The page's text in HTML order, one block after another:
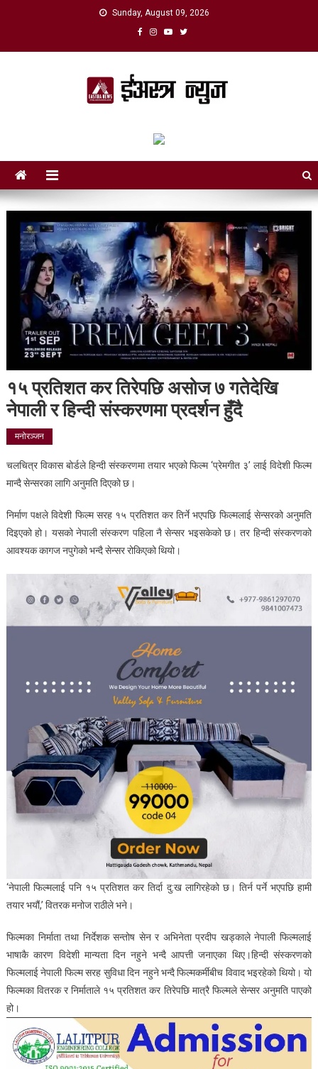
Sunday, August 09, 2026
१५ प्रतिशत कर तिरेपछि असोज ७ गतेदेखि
नेपाली र हिन्दी संस्करणमा प्रदर्शन हुँदै
मनोरञ्जन
चलचित्र विकास बोर्डले हिन्दी संस्करणमा तयार भएको फिल्म ‘प्रेमगीत ३’ लाई विदेशी फिल्म
मान्दै सेन्सरका लागि अनुमति दिएको छ।
निर्माण पक्षले विदेशी फिल्म सरह १५ प्रतिशत कर तिर्ने भएपछि फिल्मलाई सेन्सरको अनुमति
दिइएको हो। यसको नेपाली संस्करण पहिला नै सेन्सर भइसकेको छ। तर हिन्दी संस्करणको
आवश्यक कागज नपुगेको भन्दै सेन्सर रोकिएको थियो।
‘नेपाली फिल्मलाई पनि १५ प्रतिशत कर तिर्दा दु:ख लागिरहेको छ। तिर्न पर्ने भएपछि हामी
तयार भयौं,’ वितरक मनोज राठीले भने।
फिल्मका निर्माता तथा निर्देशक सन्तोष सेन र अभिनेता प्रदीप खड्काले नेपाली फिल्मलाई
भाषाकै कारण विदेशी मान्यता दिन नहुने भन्दै आपत्ती जनाएका थिए।हिन्दी संस्करणको
फिल्मलाई नेपाली फिल्म सरह सुविधा दिन नहुने भन्दै फिल्मकर्मीबीच विवाद भइरहेको थियो। यो
फिल्मका वितरक र निर्माताले १५ प्रतिशत कर तिरेपछि मात्रै फिल्मले सेन्सर अनुमति पाएको
हो।